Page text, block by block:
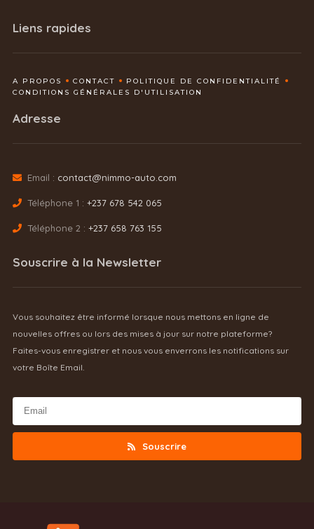
Liens rapides
A PROPOS CONTACT
POLITIQUE DE CONFIDENTIALITÉ
CONDITIONS GÉNÉRALES D'UTILISATION
Adresse
Email : contact@nimmo-auto.com
Téléphone 1 : +237 678 542 065
Téléphone 2 : +237 658 763 155
Souscrire à la Newsletter
Vous souhaitez être informé lorsque nous mettons en ligne de
nouvelles offres ou lors des mises à jour sur notre plateforme?
Faites-vous enregistrer et nous vous enverrons les notifications sur
votre Boîte Email.
Souscrire